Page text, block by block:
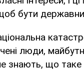
бути
люди,
знають, що таке